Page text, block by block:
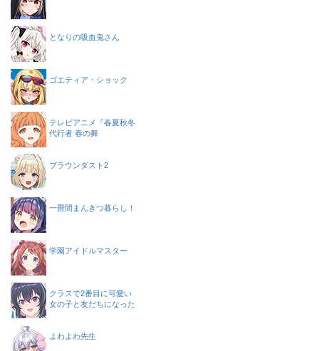
となりの吸血鬼さん
ゴエティア・ショック
テレビアニメ『春夏秋冬
代行者 春の舞
ブラウンダスト2
一畳間まんきつ暮らし！
学園アイドルマスター
クラスで2番目に可愛い
女の子と友だちになった
よわよわ先生